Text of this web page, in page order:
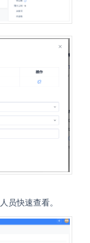
员快速查看。